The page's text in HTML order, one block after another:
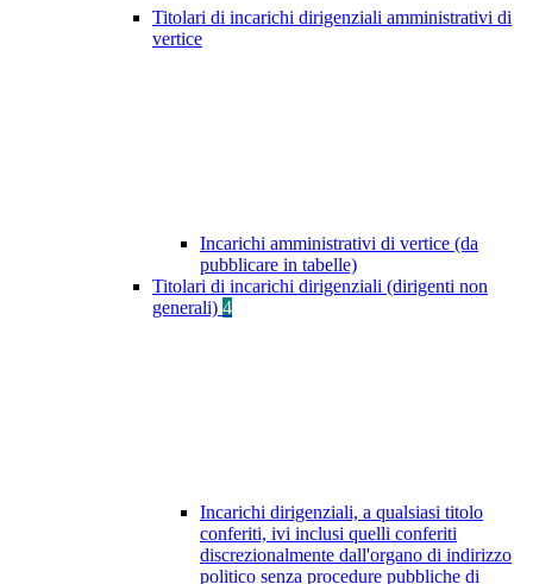
Titolari di incarichi dirigenziali amministrativi di
vertice
Incarichi amministrativi di vertice (da
pubblicare in tabelle)
Titolari di incarichi dirigenziali (dirigenti non
generali) 4
Incarichi dirigenziali, a qualsiasi titolo
conferiti, ivi inclusi quelli conferiti
discrezionalmente dall'organo di indirizzo
politico senza procedure pubbliche di